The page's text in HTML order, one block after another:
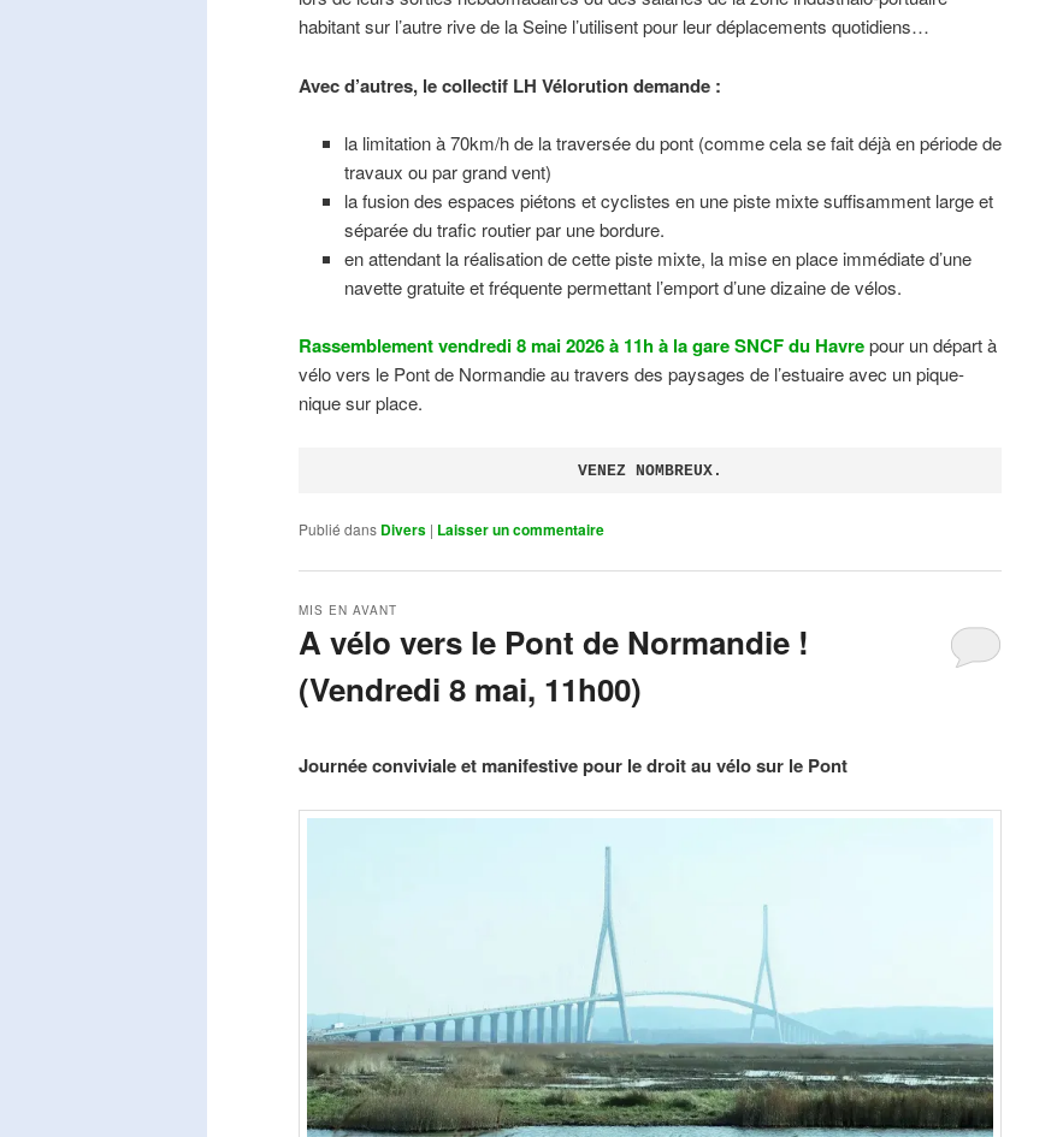
habitant sur l’autre rive de la Seine l’utilisent pour leur déplacements quotidiens…
Avec d’autres, le collectif LH Vélorution demande :
la limitation à 70km/h de la traversée du pont (comme cela se fait déjà en période de
travaux ou par grand vent)
la fusion des espaces piétons et cyclistes en une piste mixte suffisamment large et
séparée du trafic routier par une bordure.
en attendant la réalisation de cette piste mixte, la mise en place immédiate d’une
navette gratuite et fréquente permettant l’emport d’une dizaine de vélos.
Rassemblement vendredi 8 mai 2026 à 11h à la gare SNCF du Havrepour un départ à
vélo vers le Pont de Normandie au travers des paysages de l’estuaire avec un pique-
nique sur place.
VENEZ NOMBREUX.
Publié dans Divers | Laisser un commentaire
A vélo vers le Pont de Normandie !
(Vendredi 8 mai, 11h00)
MIS EN AVANT
Journée conviviale et manifestive pour le droit au vélo sur le Pont